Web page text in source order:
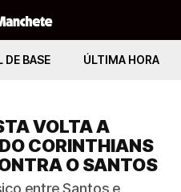
DE BASE ÚLTIMA HORA
VOLTA A
CORINTHIANS
O SANTOS
entre Santos e